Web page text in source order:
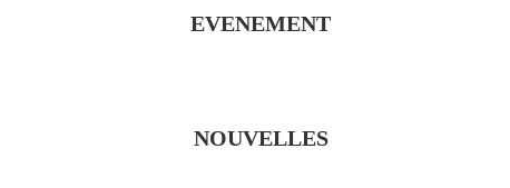
EVENEMENT
NOUVELLES